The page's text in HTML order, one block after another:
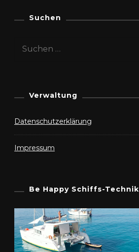
Suchen
Suchen
Verwaltung
Datenschutzerklärung
Impressum
Be Happy Schiffs-Technik